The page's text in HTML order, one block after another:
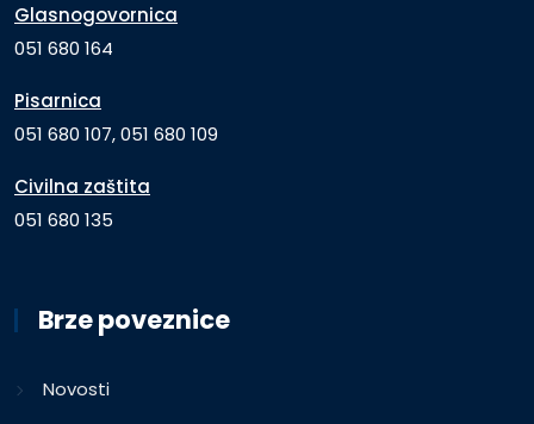
Glasnogovornica
051 680 164
Pisarnica
051 680 107, 051 680 109
Civilna zaštita
051 680 135
Brze poveznice
Novosti